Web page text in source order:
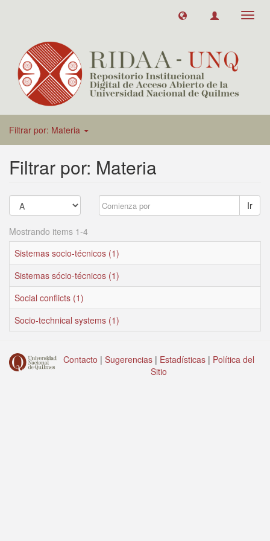
Filtrar por: Materia
Filtrar por: Materia
Ir
Mostrando items 1-4
Sistemas socio-técnicos (1)
Sistemas sócio-técnicos (1)
Social conflicts (1)
Socio-technical systems (1)
Contacto | Sugerencias | Estadísticas | Política del
Sitio